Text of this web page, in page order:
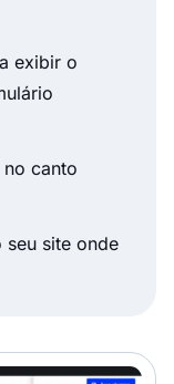
exibir o
canto
site onde